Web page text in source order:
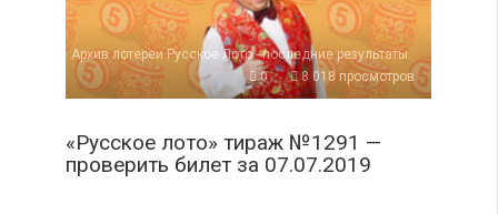
Архив лотереи Русское Лото - последние результаты
0
8 018 просмотров
«Русское лото» тираж №1291 —
проверить билет за 07.07.2019